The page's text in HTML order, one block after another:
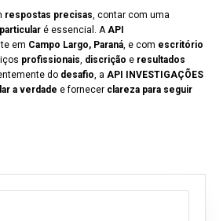
respostas precisas, contar com uma
é essencial. AAPI
em Campo Largo, Paraná, e com escritório
profissionais, discrição e resultados
do desafio, a API INVESTIGAÇÕES
a verdade e fornecer clareza para seguir